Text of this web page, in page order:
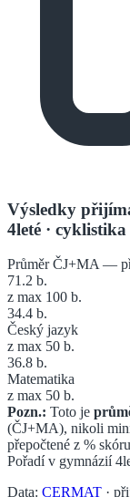
Výsledky
4leté · cyklistika
Průměr ČJ+MA —
71.2 b.
z max 100 b.
34.4 b.
Český jazyk
z max 50 b.
36.8 b.
Matematika
z max 50 b.
Pozn.: Toto je
(ČJ+MA), nikoli
přepočtené z %
Pořadí v gymnázií
Data: CERMAT ·